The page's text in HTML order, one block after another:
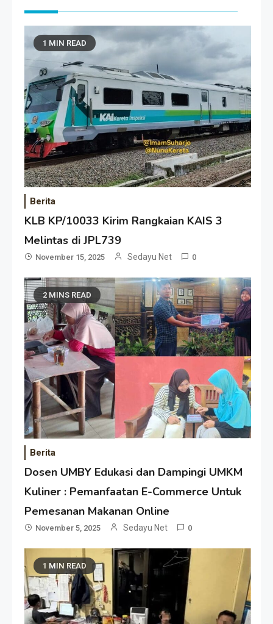
1 MIN READ
Berita
KLB KP/10033 Kirim Rangkaian KAIS 3
Melintas di JPL739
November 15, 2025 Sedayu Net 0
2 MINS READ
Berita
Dosen UMBY Edukasi dan Dampingi UMKM
Kuliner : Pemanfaatan E-Commerce Untuk
Pemesanan Makanan Online
November 5, 2025 Sedayu Net 0
1 MIN READ